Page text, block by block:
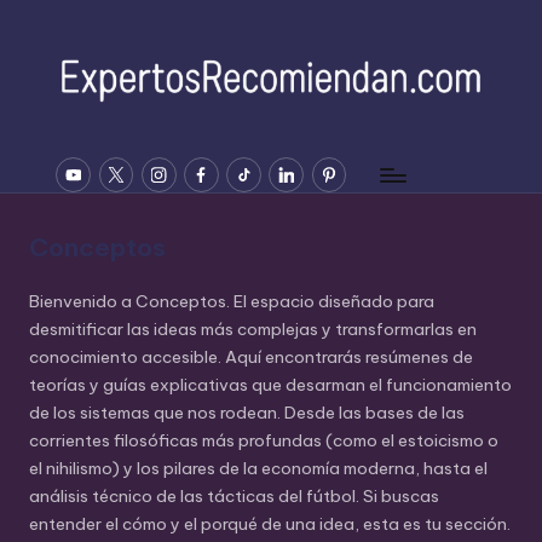
x
rt
o
s
R
e
c
YOUTUBE
TwitterInstagramFacebook
TiktokLinkedinPinterest
Bienvenido a Conceptos. El espacio diseñado para
desmitificar las ideas más complejas y transformarlas en
conocimiento accesible. Aquí encontrarás resúmenes de
teorías y guías explicativas que desarman el funcionamiento
de los sistemas que nos rodean. Desde las bases de las
corrientes filosóficas más profundas (como el estoicismo o
el nihilismo) y los pilares de la economía moderna, hasta el
análisis técnico de las tácticas del fútbol. Si buscas
entender el cómo y el porqué de una idea, esta es tu sección.